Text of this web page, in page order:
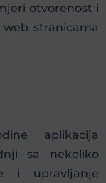
otvorenost i
stranicama
aplikacija
sa nekoliko
i upravljanje